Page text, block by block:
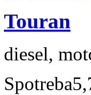
Touran
diesel,
Spotreba